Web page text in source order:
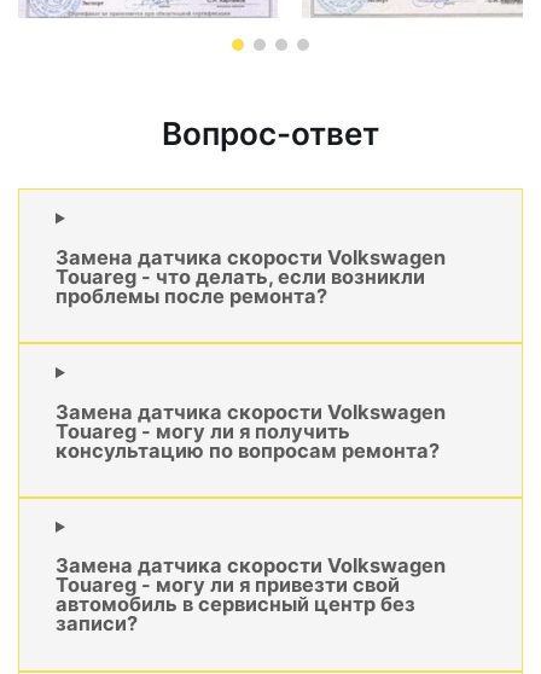
Вопрос-ответ
Замена датчика скорости Volkswagen
Touareg - что делать, если возникли
проблемы после ремонта?
Замена датчика скорости Volkswagen
Touareg - могу ли я получить
консультацию по вопросам ремонта?
Замена датчика скорости Volkswagen
Touareg - могу ли я привезти свой
автомобиль в сервисный центр без
записи?